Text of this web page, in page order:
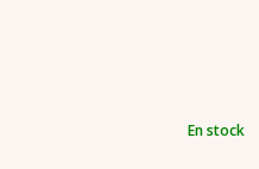
En stock